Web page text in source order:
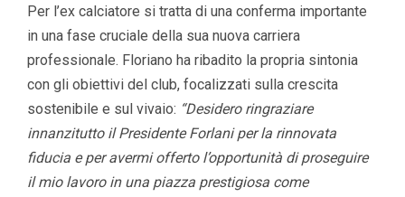
Per l’ex calciatore si tratta di una conferma importante
in una fase cruciale della sua nuova carriera
professionale. Floriano ha ribadito la propria sintonia
con gli obiettivi del club, focalizzati sulla crescita
sostenibile e sul vivaio: “Desidero ringraziare
innanzitutto il Presidente Forlani per la rinnovata
fiducia e per avermi offerto l’opportunità di proseguire
il mio lavoro in una piazza prestigiosa come